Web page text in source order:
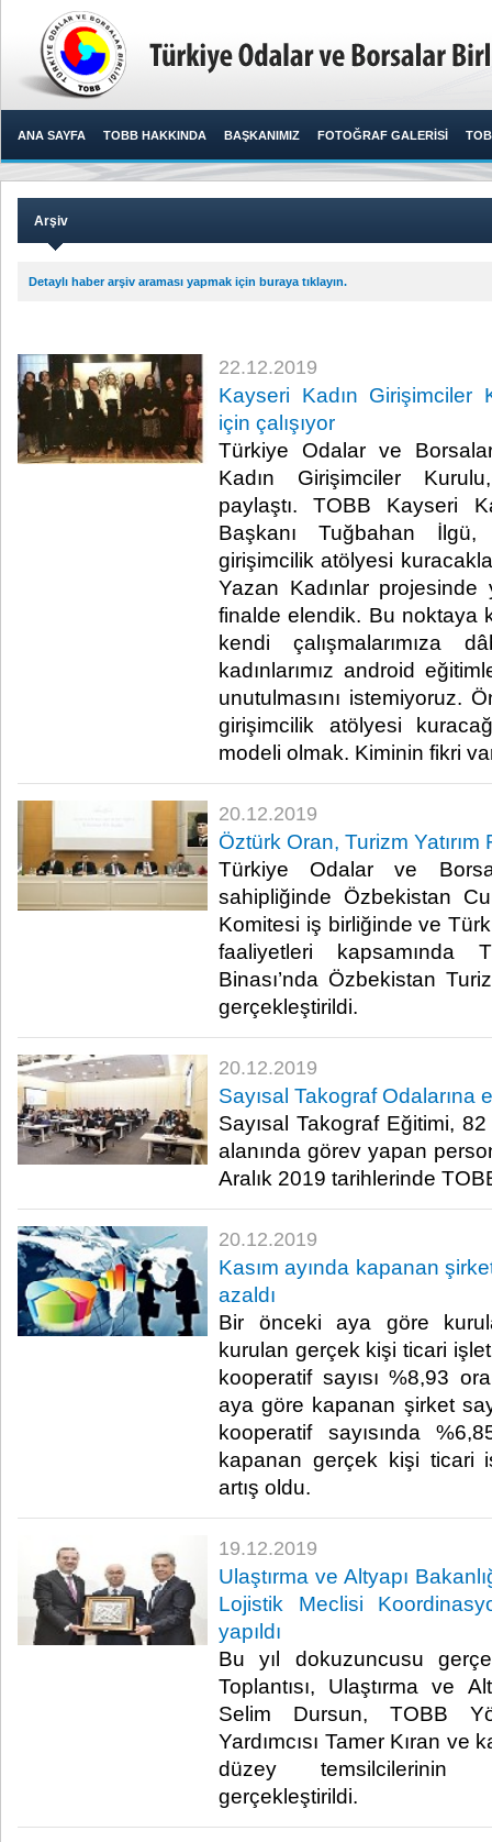
ANA SAYFA TOBB HAKKINDA BAŞKANIMIZ FOTOĞRAF GALERİSİ
Arşiv
Detaylı haber arşiv araması yapmak için buraya tıklayın.
22.12.2019
Kayseri Kadın Girişimciler
için çalışıyor
Türkiye Odalar ve
Kadın Girişimciler
paylaştı. TOBB Kayseri
Başkanı Tuğbahan İlgü,
girişimcilik atölyesi
Yazan Kadınlar
finalde elendik. Bu noktaya
kendi çalışmalarımıza
kadınlarımız android
unutulmasını istemiyoruz.
girişimcilik atölyesi
modeli olmak. Kiminin fikri
20.12.2019
Öztürk Oran, Turizm Yatırım
Türkiye Odalar ve
sahipliğinde Özbekistan
Komitesi iş birliğinde ve
faaliyetleri kapsamında
Binası’nda Özbekistan
gerçekleştirildi.​
20.12.2019
Sayısal Takograf Odalarına
Sayısal Takograf Eğitimi,
alanında görev yapan
Aralık 2019 tarihlerinde
20.12.2019
Kasım ayında kapanan
azaldı
Bir önceki aya göre
kurulan gerçek kişi ticari
kooperatif sayısı %8,93
aya göre kapanan şirket
kooperatif sayısında
kapanan gerçek kişi ticari
artış oldu.​
19.12.2019
Ulaştırma ve Altyapı
Lojistik Meclisi
yapıldı
Bu yıl dokuzuncusu
Toplantısı, Ulaştırma ve
Selim Dursun, TOBB
Yardımcısı Tamer Kıran
düzey temsilcilerinin
gerçekleştirildi. ​